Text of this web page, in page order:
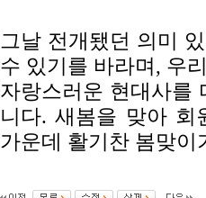
그날 전개됐던 의미
수 있기를 바라며, 우
자랑스러운 현대사를
니다. 새봄을 맞아 회
가운데 활기찬 봄맞이